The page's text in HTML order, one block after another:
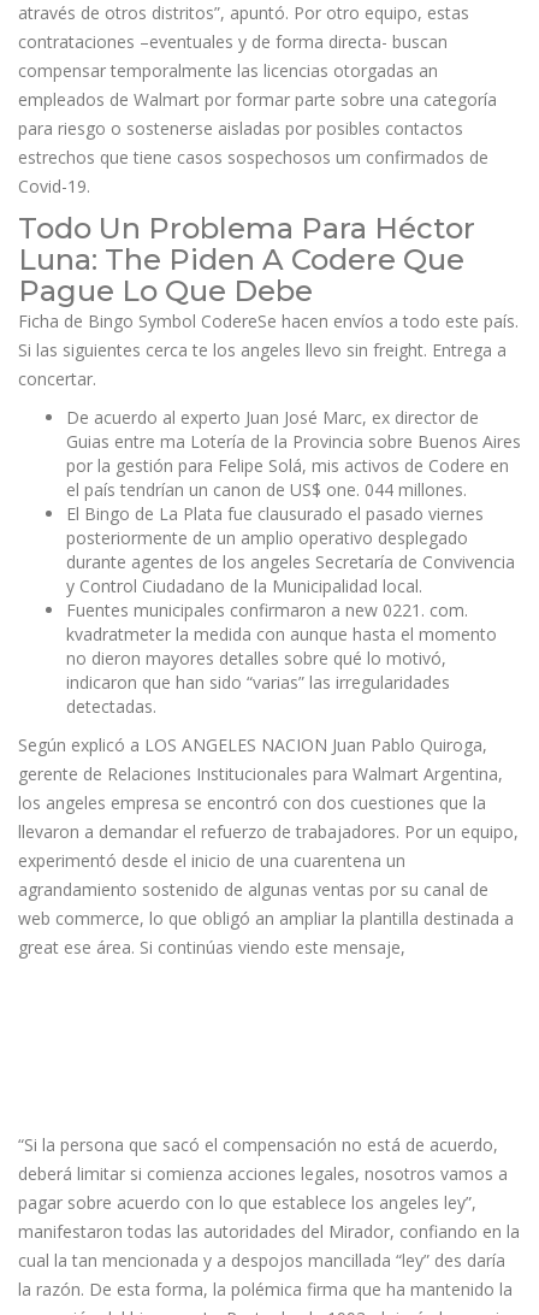
através de otros distritos”, apuntó. Por otro equipo, estas
contrataciones –eventuales y de forma directa- buscan
compensar temporalmente las licencias otorgadas an
empleados de Walmart por formar parte sobre una categoría
para riesgo o sostenerse aisladas por posibles contactos
estrechos que tiene casos sospechosos um confirmados de
Covid-19.
Todo Un Problema Para Héctor
Luna: The Piden A Codere Que
Pague Lo Que Debe
Ficha de Bingo Symbol CodereSe hacen envíos a todo este país.
Si las siguientes cerca te los angeles llevo sin freight. Entrega a
concertar.
De acuerdo al experto Juan José Marc, ex director de
Guias entre ma Lotería de la Provincia sobre Buenos Aires
por la gestión para Felipe Solá, mis activos de Codere en
el país tendrían un canon de US$ one. 044 millones.
El Bingo de La Plata fue clausurado el pasado viernes
posteriormente de un amplio operativo desplegado
durante agentes de los angeles Secretaría de Convivencia
y Control Ciudadano de la Municipalidad local.
Fuentes municipales confirmaron a new 0221. com.
kvadratmeter la medida con aunque hasta el momento
no dieron mayores detalles sobre qué lo motivó,
indicaron que han sido “varias” las irregularidades
detectadas.
Según explicó a LOS ANGELES NACION Juan Pablo Quiroga,
gerente de Relaciones Institucionales para Walmart Argentina,
los angeles empresa se encontró con dos cuestiones que la
llevaron a demandar el refuerzo de trabajadores. Por un equipo,
experimentó desde el inicio de una cuarentena un
agrandamiento sostenido de algunas ventas por su canal de
web commerce, lo que obligó an ampliar la plantilla destinada a
great ese área. Si continúas viendo este mensaje,
“Si la persona que sacó el compensación no está de acuerdo,
deberá limitar si comienza acciones legales, nosotros vamos a
pagar sobre acuerdo con lo que establece los angeles ley”,
manifestaron todas las autoridades del Mirador, confiando en la
cual la tan mencionada y a despojos mancillada “ley” des daría
la razón. De esta forma, la polémica firma que ha mantenido la